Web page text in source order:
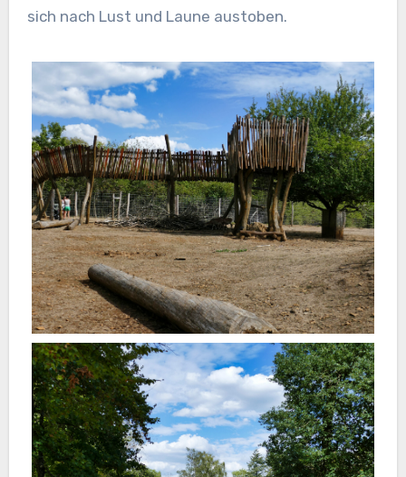
sich nach Lust und Laune austoben.